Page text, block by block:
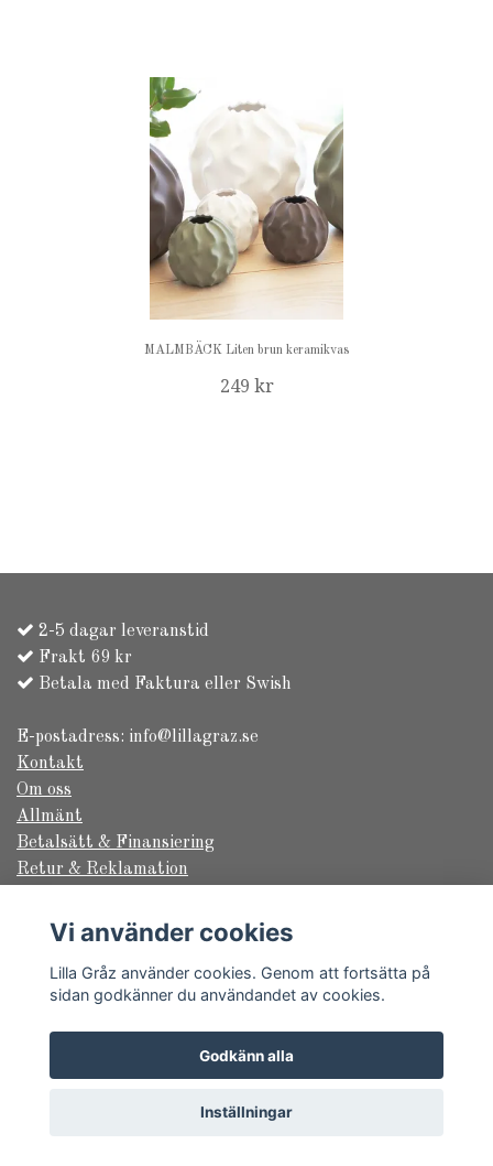
MALMBÄCK Liten brun keramikvas
249 kr
2-5 dagar leveranstid
Frakt 69 kr
Betala med Faktura eller Swish
E-postadress: info@lillagraz.se
Kontakt
Om oss
Allmänt
Betalsätt & Finansiering
Retur & Reklamation
Frakt & Leverans
© Copyright 2026 Lilla Gråz
Powered by Quickbutik
Vi använder cookies
Lilla Gråz använder cookies. Genom att fortsätta på
sidan godkänner du användandet av cookies.
Godkänn alla
Inställningar